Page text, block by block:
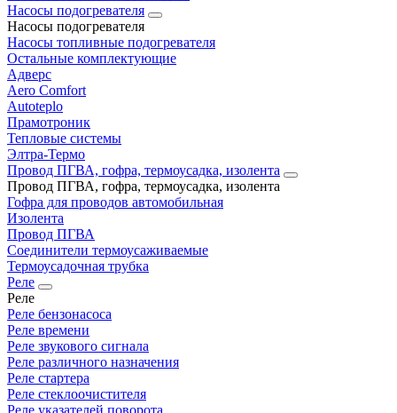
Насосы подогревателя
Насосы подогревателя
Насосы топливные подогревателя
Остальные комплектующие
Адверс
Aero Comfort
Autoteplo
Прамотроник
Тепловые системы
Элтра-Термо
Провод ПГВА, гофра, термоусадка, изолента
Провод ПГВА, гофра, термоусадка, изолента
Гофра для проводов автомобильная
Изолента
Провод ПГВА
Соединители термоусаживаемые
Термоусадочная трубка
Реле
Реле
Реле бензонасоса
Реле времени
Реле звукового сигнала
Реле различного назначения
Реле стартера
Реле стеклоочистителя